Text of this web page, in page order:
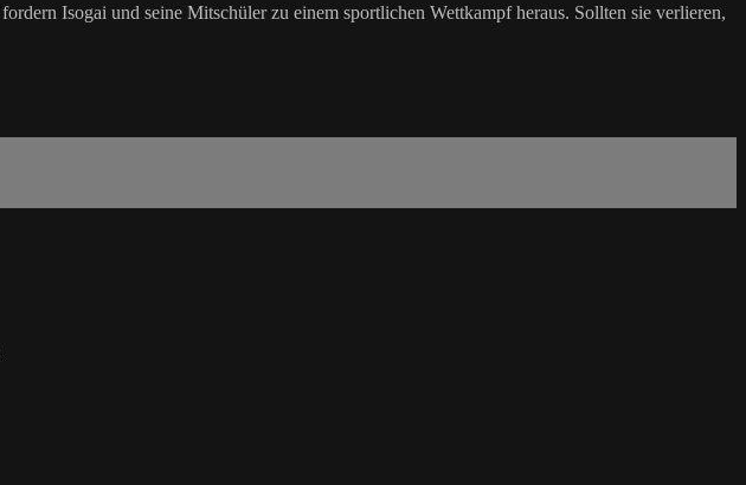
Isogai und seine Mitschüler zu einem sportlichen Wettkampf heraus. Sollten sie verlieren,